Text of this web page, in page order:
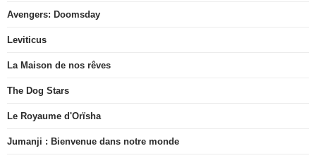
Avengers: Doomsday
Leviticus
La Maison de nos rêves
The Dog Stars
Le Royaume d'Orïsha
Jumanji : Bienvenue dans notre monde